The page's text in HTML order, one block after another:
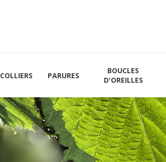
COLLIERS PARURES
BOUCLES
D'OREILLES